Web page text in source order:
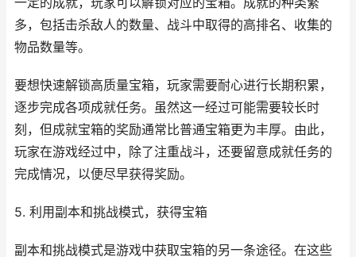
多，包括击杀敌人的数量、战斗中取得的高排名、收集的
物品数量等。
要想快速解锁高质量宝箱，玩家需要耐心进行长期积累，
逐步完成各项成就任务。虽然这一经过可能需要较长时
刻，但成就宝箱的奖励通常比普通宝箱更为丰厚。由此，
玩家在游戏经过中，除了注重战斗，还要留意成就任务的
完成情况，以便尽早获得奖励。
5. 利用副本和挑战模式，获得宝箱
副本和挑战模式是游戏中获取宝箱的另一条途径。在这些